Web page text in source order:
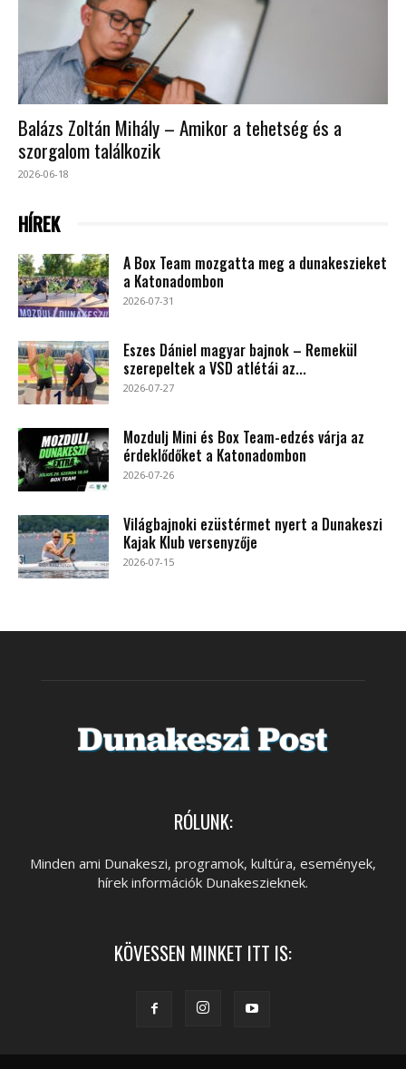
Balázs Zoltán Mihály – Amikor a tehetség és a
szorgalom találkozik
2026-06-18
HÍREK
A Box Team mozgatta meg a dunakeszieket
a Katonadombon
2026-07-31
Eszes Dániel magyar bajnok – Remekül
szerepeltek a VSD atlétái az...
2026-07-27
Mozdulj Mini és Box Team-edzés várja az
érdeklődőket a Katonadombon
2026-07-26
Világbajnoki ezüstérmet nyert a Dunakeszi
Kajak Klub versenyzője
2026-07-15
RÓLUNK:
Minden ami Dunakeszi, programok, kultúra, események,
hírek információk Dunakeszieknek.
KÖVESSEN MINKET ITT IS: